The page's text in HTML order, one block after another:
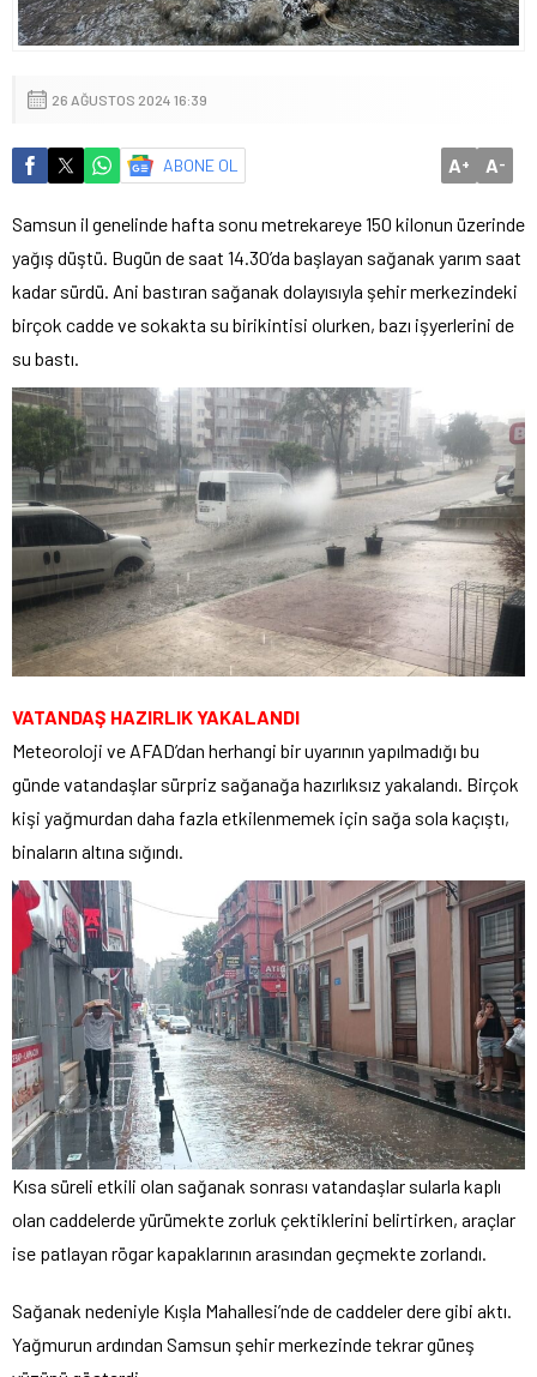
26 AĞUSTOS 2024 16:39
ABONE OL A+ A-
Samsun il genelinde hafta sonu metrekareye 150 kilonun üzerinde
yağış düştü. Bugün de saat 14.30’da başlayan sağanak yarım saat
kadar sürdü. Ani bastıran sağanak dolayısıyla şehir merkezindeki
birçok cadde ve sokakta su birikintisi olurken, bazı işyerlerini de
su bastı.
VATANDAŞ HAZIRLIK YAKALANDI
Meteoroloji ve AFAD’dan herhangi bir uyarının yapılmadığı bu
günde vatandaşlar sürpriz sağanağa hazırlıksız yakalandı. Birçok
kişi yağmurdan daha fazla etkilenmemek için sağa sola kaçıştı,
binaların altına sığındı.
Kısa süreli etkili olan sağanak sonrası vatandaşlar sularla kaplı
olan caddelerde yürümekte zorluk çektiklerini belirtirken, araçlar
ise patlayan rögar kapaklarının arasından geçmekte zorlandı.
Sağanak nedeniyle Kışla Mahallesi’nde de caddeler dere gibi aktı.
Yağmurun ardından Samsun şehir merkezinde tekrar güneş